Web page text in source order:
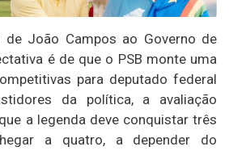
de João Campos ao Governo de
é de que o PSB monte uma
para deputado federal
da política, a avaliação
a legenda deve conquistar três
a quatro, a depender do